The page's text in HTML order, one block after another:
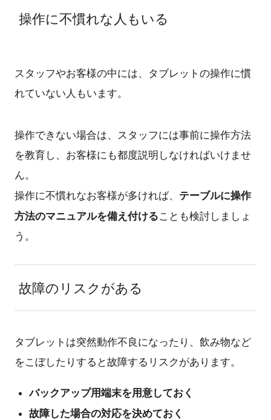
操作に不慣れな人もいる
スタッフやお客様の中には、タブレットの操作に慣
れていない人もいます。
操作できない場合は、スタッフには事前に操作方法
を教育し、お客様にも都度説明しなければいけませ
ん。
操作に不慣れなお客様が多ければ、 テーブルに操作
方法のマニュアルを備え付けることも検討しましょ
う。
故障のリスクがある
タブレットは突然動作不良になったり、飲み物など
をこぼしたりすると故障するリスクがあります。
バックアップ用端末を用意しておく
故障した場合の対応を決めておく